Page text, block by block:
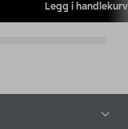
Legg i handlekurv